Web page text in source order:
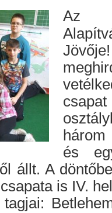
Az
három
és
állt. A
is IV.